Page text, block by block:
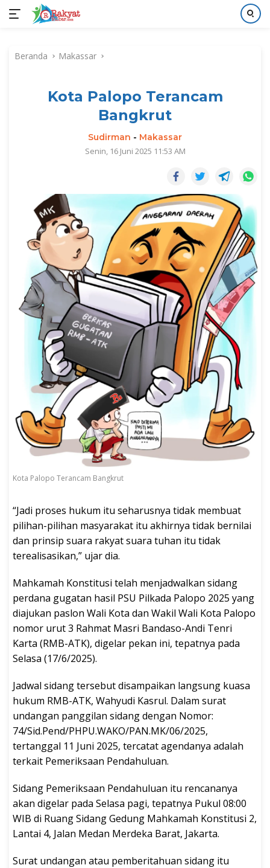
kontenBeranda Makassar
Kota Palopo Terancam
Bangkrut
Sudirman - Makassar
Senin, 16 Juni 2025 11:53 AM
Kota Palopo Terancam Bangkrut
“Jadi proses hukum itu seharusnya tidak membuat
pilihan-pilihan masyarakat itu akhirnya tidak bernilai
dan prinsip suara rakyat suara tuhan itu tidak
terealisasikan,” ujar dia.
Mahkamah Konstitusi telah menjadwalkan sidang
perdana gugatan hasil PSU Pilkada Palopo 2025 yang
diajukan paslon Wali Kota dan Wakil Wali Kota Palopo
nomor urut 3 Rahmat Masri Bandaso-Andi Tenri
Karta (RMB-ATK), digelar pekan ini, tepatnya pada
Selasa (17/6/2025).
Jadwal sidang tersebut disampaikan langsung kuasa
hukum RMB-ATK, Wahyudi Kasrul. Dalam surat
undangan panggilan sidang dengan Nomor:
74/Sid.Pend/PHPU.WAKO/PAN.MK/06/2025,
tertanggal 11 Juni 2025, tercatat agendanya adalah
terkait Pemeriksaan Pendahuluan.
Sidang Pemeriksaan Pendahuluan itu rencananya
akan digelar pada Selasa pagi, tepatnya Pukul 08:00
WIB di Ruang Sidang Gedung Mahkamah Konstitusi 2,
Lantai 4, Jalan Medan Merdeka Barat, Jakarta.
Surat undangan atau pemberitahuan sidang itu